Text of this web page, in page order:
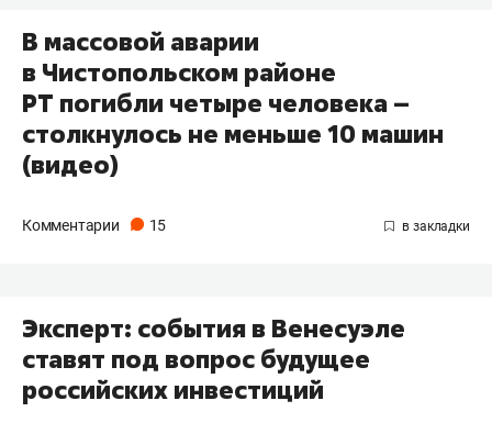
В массовой аварии
в Чистопольском районе
РТ погибли четыре человека –
столкнулось не меньше 10 машин
(видео)
Комментарии 15
Эксперт: события в Венесуэле
ставят под вопрос будущее
российских инвестиций